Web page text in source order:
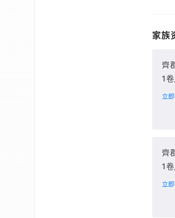
家族
齊
1
(卷
立
齊
1
冊(
立